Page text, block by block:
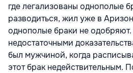
где легализованы однополые
разводиться, жил уже в
однополые браки не одобряют.
недостаточными
был мужчиной, когда
этот брак недействительным.